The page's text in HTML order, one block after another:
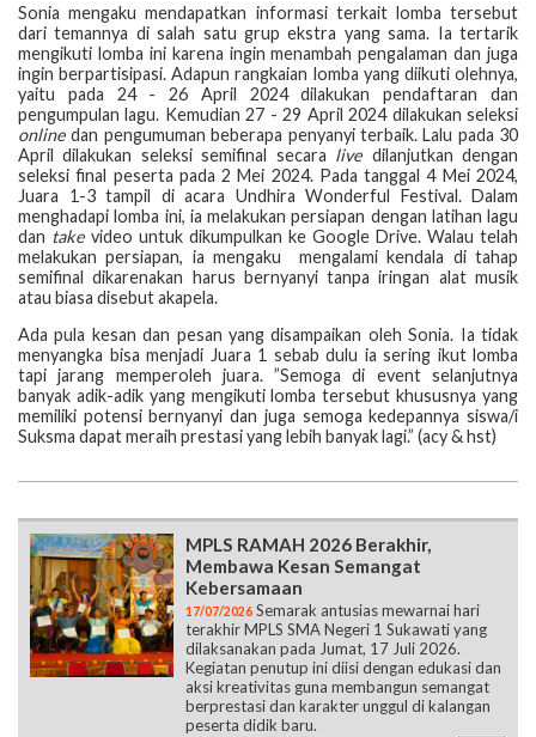
Sonia mengaku mendapatkan informasi terkait lomba tersebut
dari temannya di salah satu grup ekstra yang sama. Ia tertarik
mengikuti lomba ini karena ingin menambah pengalaman dan juga
ingin berpartisipasi. Adapun rangkaian lomba yang diikuti olehnya,
yaitu pada 24 - 26 April 2024 dilakukan pendaftaran dan
pengumpulan lagu. Kemudian 27 - 29 April 2024 dilakukan seleksi
online dan pengumuman beberapa penyanyi terbaik. Lalu pada 30
April dilakukan seleksi semifinal secara live dilanjutkan dengan
seleksi final peserta pada 2 Mei 2024. Pada tanggal 4 Mei 2024,
Juara 1-3 tampil di acara Undhira Wonderful Festival. Dalam
menghadapi lomba ini, ia melakukan persiapan dengan latihan lagu
dan take video untuk dikumpulkan ke Google Drive. Walau telah
melakukan persiapan, ia mengaku mengalami kendala di tahap
semifinal dikarenakan harus bernyanyi tanpa iringan alat musik
atau biasa disebut akapela.
Ada pula kesan dan pesan yang disampaikan oleh Sonia. Ia tidak
menyangka bisa menjadi Juara 1 sebab dulu ia sering ikut lomba
tapi jarang memperoleh juara. ”Semoga di event selanjutnya
banyak adik-adik yang mengikuti lomba tersebut khususnya yang
memiliki potensi bernyanyi dan juga semoga kedepannya siswa/i
Suksma dapat meraih prestasi yang lebih banyak lagi.” (acy & hst)
MPLS RAMAH 2026 Berakhir,
Membawa Kesan Semangat
Kebersamaan
17/07/2026 Semarak antusias mewarnai hari
terakhir MPLS SMA Negeri 1 Sukawati yang
dilaksanakan pada Jumat, 17 Juli 2026.
Kegiatan penutup ini diisi dengan edukasi dan
aksi kreativitas guna membangun semangat
berprestasi dan karakter unggul di kalangan
peserta didik baru.